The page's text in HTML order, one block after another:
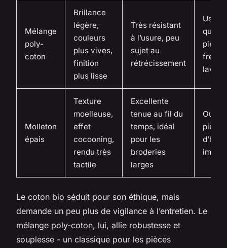
Mélange
poly-
coton
Brillance
légère,
couleurs
plus vives,
finition
plus lisse
Très résistant
à l’usure, peu
sujet au
rétrécissement
Usage
pièces
lavées
Molleton
épais
Texture
moelleuse,
effet
cocooning,
rendu très
tactile
Excellente
tenue au fil du
temps, idéal
pour les
broderies
larges
pièces
Le coton bio séduit pour son éthique, mais
demande un peu plus de vigilance à l’entretien. Le
mélange poly-coton, lui, allie robustesse et
souplesse - un classique pour les pièces